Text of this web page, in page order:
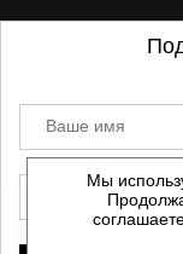
©2021-
Данный
не
Мы
Ваше имя